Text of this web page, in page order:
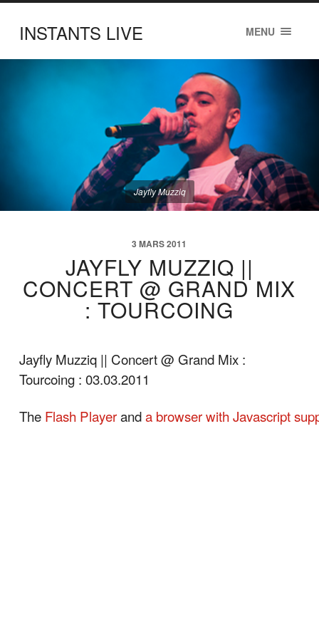
INSTANTS LIVE MENU
Jayfly Muzziq
3 MARS 2011
JAYFLY MUZZIQ ||
CONCERT @ GRAND MIX
: TOURCOING
Jayfly Muzziq || Concert @ Grand Mix :
Tourcoing : 03.03.2011
The Flash Playeranda browser with Javascript